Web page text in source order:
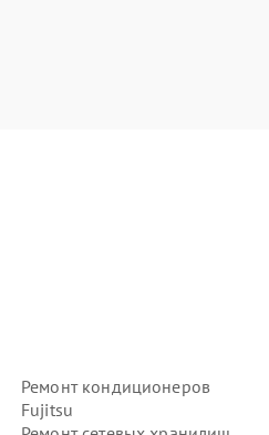
Ремонт кондиционеров
Fujitsu